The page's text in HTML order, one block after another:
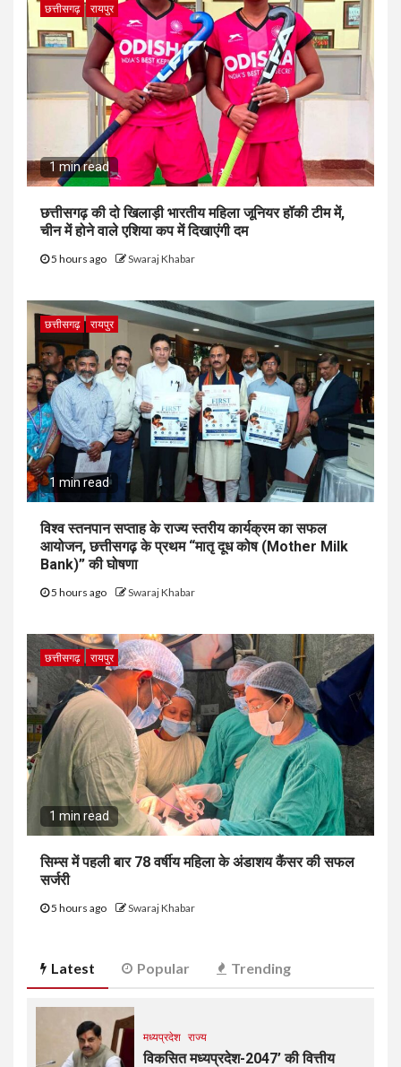
छत्तीसगढ़ रायपुर
1 min read
छत्तीसगढ़ की दो खिलाड़ी भारतीय महिला जूनियर हॉकी टीम में,
चीन में होने वाले एशिया कप में दिखाएंगी दम
5 hours ago Swaraj Khabar
छत्तीसगढ़ रायपुर
1 min read
विश्व स्तनपान सप्ताह के राज्य स्तरीय कार्यक्रम का सफल
आयोजन, छत्तीसगढ़ के प्रथम “मातृ दूध कोष (Mother Milk
Bank)” की घोषणा
5 hours ago Swaraj Khabar
छत्तीसगढ़ रायपुर
1 min read
सिम्स में पहली बार 78 वर्षीय महिला के अंडाशय कैंसर की सफल
सर्जरी
5 hours ago Swaraj Khabar
Latest Popular Trending
मध्यप्रदेश राज्य
विकसित मध्यप्रदेश-2047’ की वित्तीय